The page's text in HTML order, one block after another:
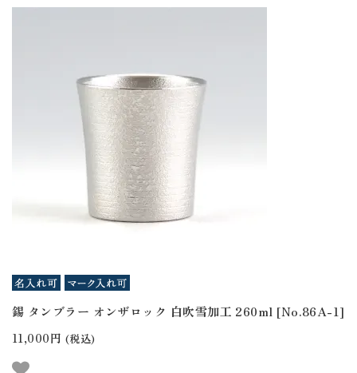
錫 タンブラー オンザロック 白吹雪加工 260ml [No.86A-1]
11,000円 (税込)